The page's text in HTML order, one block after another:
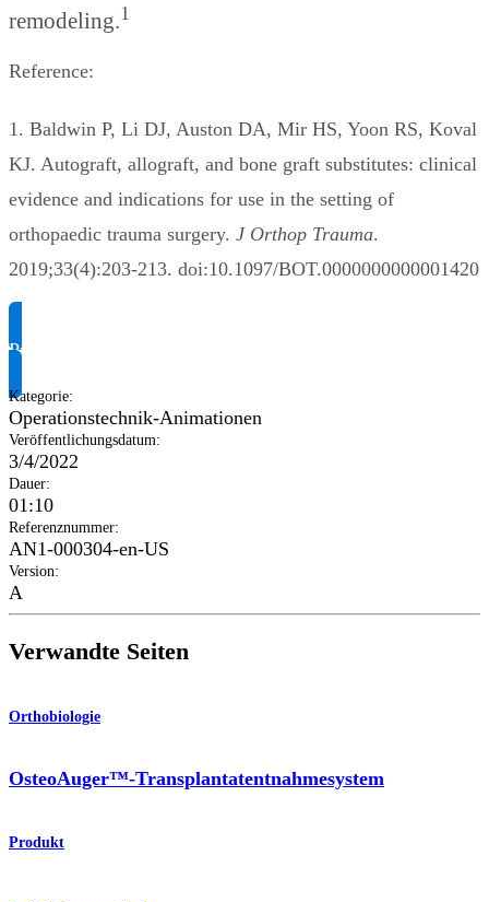
remodeling.1
Reference:
1. Baldwin P, Li DJ, Auston DA, Mir HS, Yoon RS, Koval
KJ. Autograft, allograft, and bone graft substitutes: clinical
evidence and indications for use in the setting of
orthopaedic trauma surgery. J Orthop Trauma.
2019;33(4):203-213. doi:10.1097/BOT.0000000000001420
Produktinformationen anfragen
Kategorie:
Operationstechnik-Animationen
Veröffentlichungsdatum:
3/4/2022
Dauer:
01:10
Referenznummer:
AN1-000304-en-US
Version:
A
Verwandte Seiten
Orthobiologie
OsteoAuger™-Transplantatentnahmesystem
Produkt